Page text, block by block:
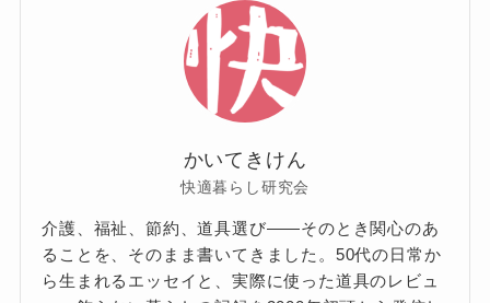
かいてきけん
快適暮らし研究会
介護、福祉、節約、道具選び——そのとき関心のあ
ることを、そのまま書いてきました。50代の日常か
ら生まれるエッセイと、実際に使った道具のレビュ